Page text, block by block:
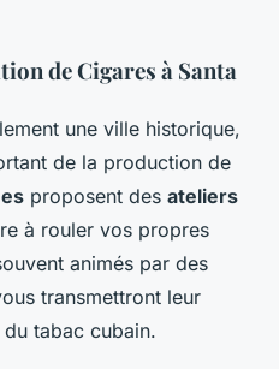
de Cigares à Santa
une ville historique,
de la production de
proposent des ateliers
à rouler vos propres
animés par des
transmettront leur
tabac cubain.